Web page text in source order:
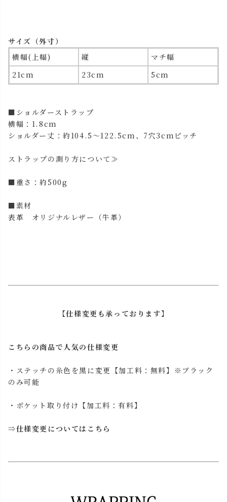
サイズ（外寸）
横幅(上幅)
縦
マチ幅
21cm
23cm 5cm
■ショルダーストラップ
横幅：1.8cm
ショルダー丈：約104.5～122.5cm、7穴3cmピッチ
ストラップの測り方について≫
■重さ：約500g
■素材
表革 オリジナルレザー（牛革）
【仕様変更も承っております】
こちらの商品で人気の仕様変更
・ステッチの糸色を黒に変更【加工料：無料】※ブラック
のみ可能
・ポケット取り付け【加工料：有料】
⇒仕様変更についてはこちら